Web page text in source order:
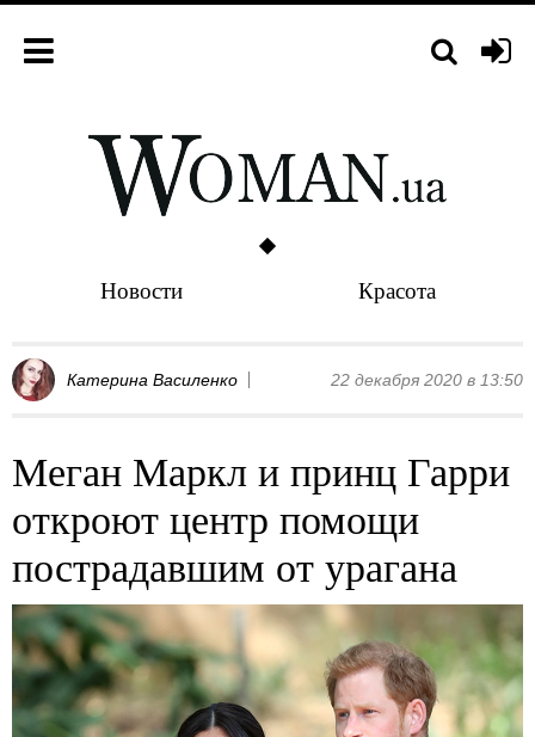
Новости Красота
Катерина Василенко 22 декабря 2020 в 13:50
Меган Маркл и принц Гарри
откроют центр помощи
пострадавшим от урагана